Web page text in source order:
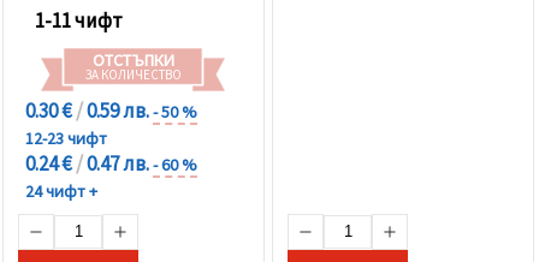
1-11 чифт
ОТСТЪПКИ
ЗА КОЛИЧЕСТВО
0.30 €/0.59 лв.- 50 %
12-23 чифт
0.24 €/0.47 лв.- 60 %
24 чифт +